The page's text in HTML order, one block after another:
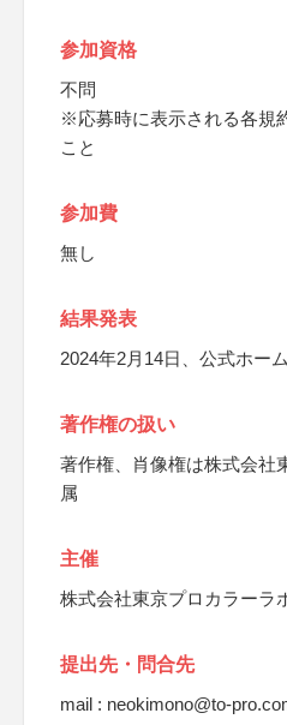
参加資格
不問
※応募時に表示される各規
こと
参加費
無し
結果発表
2024年2月14日、公式ホー
著作権の扱い
著作権、肖像権は株式会社
属
主催
株式会社東京プロカラーラ
提出先・問合先
mail : neokimono@to-